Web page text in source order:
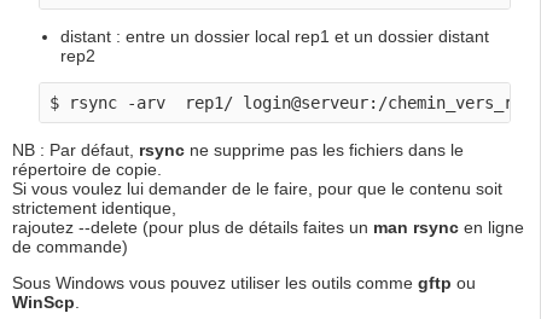
distant : entre un dossier local rep1 et un dossier distant
rep2
NB : Par défaut, rsync ne supprime pas les fichiers dans le
répertoire de copie.
Si vous voulez lui demander de le faire, pour que le contenu soit
strictement identique,
rajoutez --delete (pour plus de détails faites un man rsync en ligne
de commande)
Sous Windows vous pouvez utiliser les outils comme gftp ou
WinScp.